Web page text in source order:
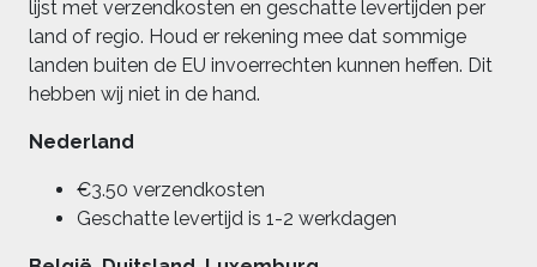
lijst met verzendkosten en geschatte levertijden per
land of regio. Houd er rekening mee dat sommige
landen buiten de EU invoerrechten kunnen heffen. Dit
hebben wij niet in de hand.
Nederland
€3.50 verzendkosten
Geschatte levertijd is 1-2 werkdagen